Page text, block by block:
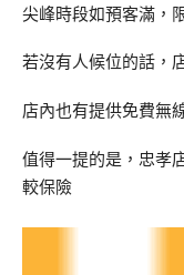
尖峰時段如預客滿，
若沒有人候位的話，
店內也有提供免費無
值得一提的是，忠孝
較保險